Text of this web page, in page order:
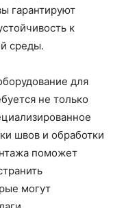
гарантируют
к
среды.
для
не только
швов и обработки
поможет
могут